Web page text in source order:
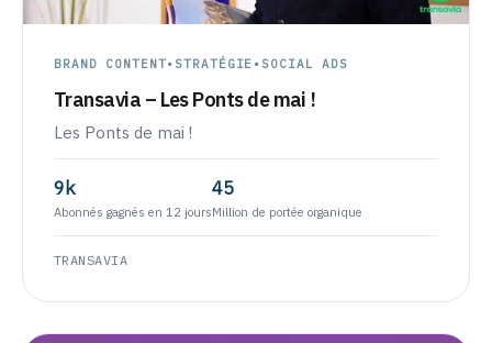
BRAND CONTENT• STRATÉGIE • SOCIAL ADS
Transavia – Les Ponts de mai !
Les Ponts de mai !
9k
Abonnés gagnés en 12 jours
45
Million de portée organique
TRANSAVIA